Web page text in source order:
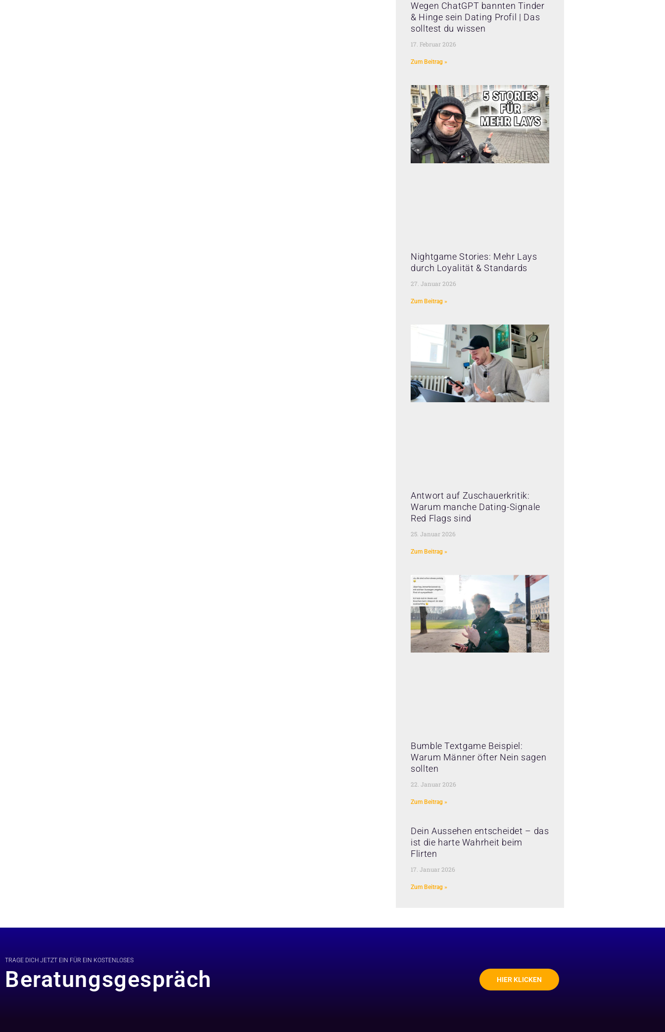
Wegen ChatGPT bannten Tinder
& Hinge sein Dating Profil | Das
solltest du wissen
17. Februar 2026
Zum Beitrag »
Nightgame Stories: Mehr Lays
durch Loyalität & Standards
27. Januar 2026
Zum Beitrag »
Antwort auf Zuschauerkritik:
Warum manche Dating-Signale
Red Flags sind
25. Januar 2026
Zum Beitrag »
Bumble Textgame Beispiel:
Warum Männer öfter Nein sagen
sollten
22. Januar 2026
Zum Beitrag »
Dein Aussehen entscheidet – das
ist die harte Wahrheit beim
Flirten
17. Januar 2026
Zum Beitrag »
TRAGE DICH JETZT EIN FÜR EIN KOSTENLOSES
Beratungsgespräch HIER KLICKEN